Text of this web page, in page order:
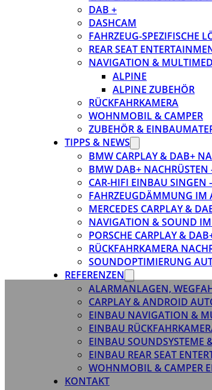
DAB +
DASHCAM
FAHRZEUG-SPEZIFISCHE
REAR SEAT
NAVIGATION &
ALPINE
ALPINE ZUBEHÖR
RÜCKFAHRKAMERA
WOHNMOBIL & CAMPER
ZUBEHÖR &
TIPPS & NEWS
BMW CARPLAY & DAB+
BMW DAB+ NACHRÜSTEN
CAR-HIFI EINBAU SINGEN
FAHRZEUGDÄMMUNG IM
MERCEDES CARPLAY &
NAVIGATION & SOUND
PORSCHE CARPLAY &
RÜCKFAHRKAMERA
SOUNDOPTIMIERUNG
REFERENZEN
ALARMANLAGEN,
CARPLAY & ANDROID
EINBAU NAVIGATION &
EINBAU
EINBAU SOUNDSYSTEME
EINBAU REAR SEAT
WOHNMOBIL & CAMPER
KONTAKT